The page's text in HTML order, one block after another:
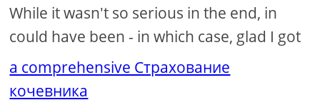
While it wasn't so serious in the end, in
could have been - in which case, glad I got
a comprehensive Страхование
кочевника